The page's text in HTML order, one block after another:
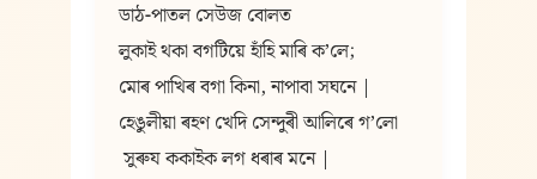
ডাঠ-পাতল সেউজ বোলত
লুকাই থকা বগটিয়ে হাঁহি মাৰি ক’লে;
মোৰ পাখিৰ বগা কিনা, নাপাবা সঘনে |
হেঙুলীয়া ৰহণ খেদি সেন্দুৰী আলিৰে গ’লো
সুৰুয ককাইক লগ ধৰাৰ মনে |